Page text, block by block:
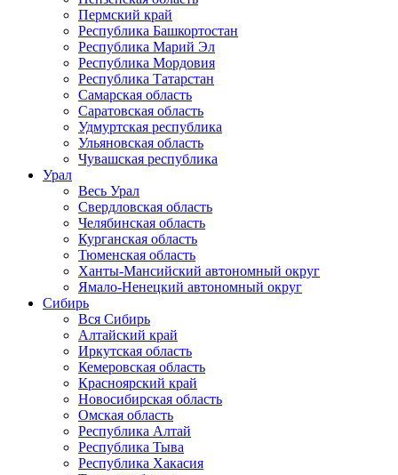
Пермский край
Республика Башкортостан
Республика Марий Эл
Республика Мордовия
Республика Татарстан
Самарская область
Саратовская область
Удмуртская республика
Ульяновская область
Чувашская республика
Урал
Весь Урал
Свердловская область
Челябинская область
Курганская область
Тюменская область
Ханты-Мансийский автономный округ
Ямало-Ненецкий автономный округ
Сибирь
Вся Сибирь
Алтайский край
Иркутская область
Кемеровская область
Красноярский край
Новосибирская область
Омская область
Республика Алтай
Республика Тыва
Республика Хакасия